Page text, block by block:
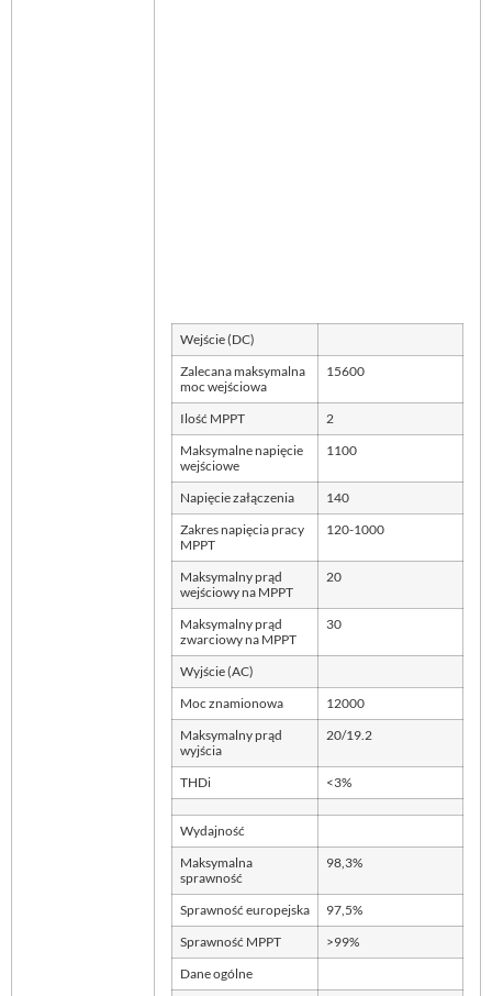
Wejście (DC)
Zalecana maksymalna
moc wejściowa
15600
Ilość MPPT 2
Maksymalne napięcie
wejściowe
1100
Napięcie załączenia 140
Zakres napięcia pracy
MPPT
120-1000
Maksymalny prąd
wejściowy na MPPT
20
Maksymalny prąd
zwarciowy na MPPT
30
Wyjście (AC)
Moc znamionowa 12000
Maksymalny prąd
wyjścia
20/19.2
THDi <3%
Wydajność
Maksymalna
sprawność
98,3%
Sprawność europejska 97,5%
Sprawność MPPT >99%
Dane ogólne